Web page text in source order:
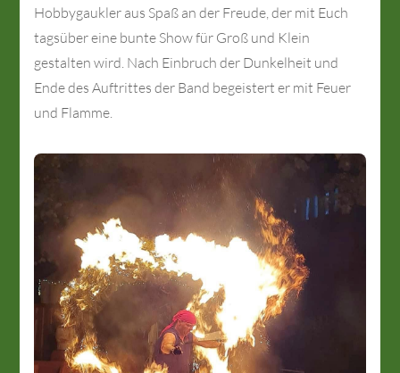
Hobbygaukler aus Spaß an der Freude, der mit Euch
tagsüber eine bunte Show für Groß und Klein
gestalten wird. Nach Einbruch der Dunkelheit und
Ende des Auftrittes der Band begeistert er mit Feuer
und Flamme.